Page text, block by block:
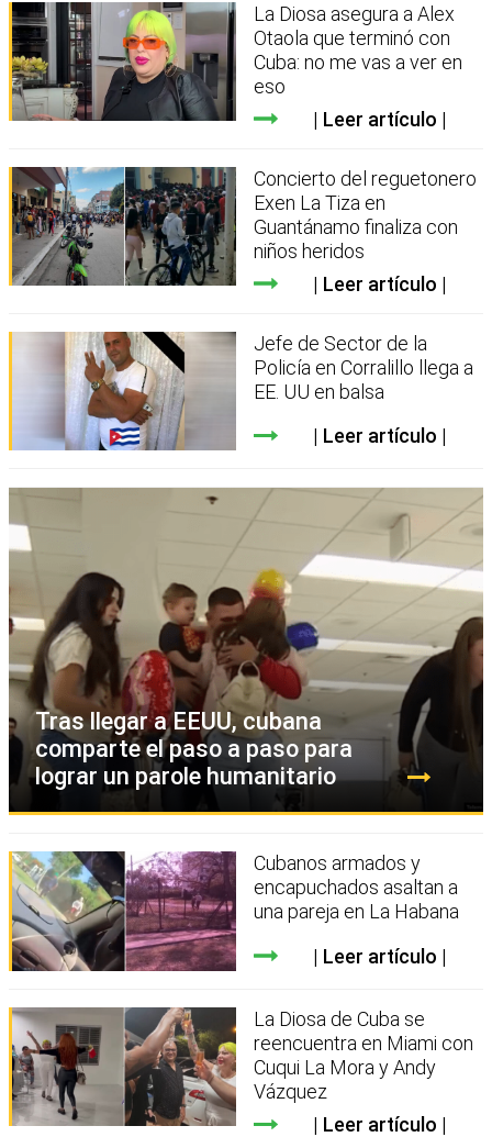
La Diosa asegura a Alex
Otaola que terminó con
Cuba: no me vas a ver en
eso
Leer artículo
Concierto del reguetonero
Exen La Tiza en
Guantánamo finaliza con
niños heridos
Leer artículo
Jefe de Sector de la
Policía en Corralillo llega a
EE. UU en balsa
Leer artículo
Tras llegar a EEUU, cubana
comparte el paso a paso para
lograr un parole humanitario
Cubanos armados y
encapuchados asaltan a
una pareja en La Habana
Leer artículo
La Diosa de Cuba se
reencuentra en Miami con
Cuqui La Mora y Andy
Vázquez
Leer artículo